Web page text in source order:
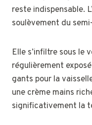
reste indispensable.
soulèvement du
Elle s’infiltre sous le
régulièrement
gants pour la
une crème mains
significativement la